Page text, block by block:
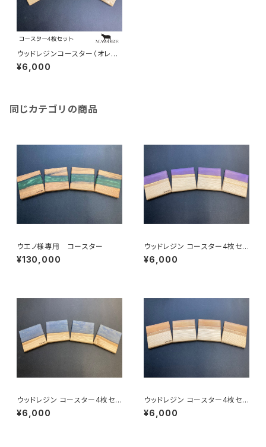
ウッドレジンコースター（オレン
ジ：栗の木）mawore-c0026
¥6,000
同じカテゴリの商品
ウエノ様専用 コースター
¥130,000
ウッドレジン コースター4枚セッ
ト（パープル：栗の木）mawore-
c0052
¥6,000
ウッドレジン コースター4枚セッ
ト（紺：栗の木）mawore-c005
1
¥6,000
ウッドレジン コースター4枚セッ
ト（ベージュ：栗の木）mawore-
c0050
¥6,000